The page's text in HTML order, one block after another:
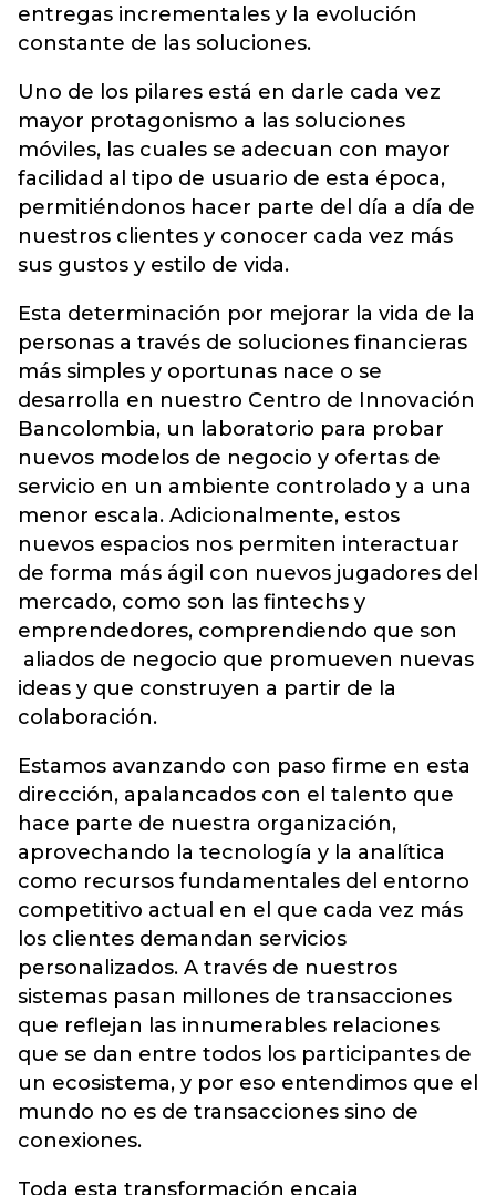
entregas incrementales y la evolución
constante de las soluciones.
Uno de los pilares está en darle cada vez
mayor protagonismo a las soluciones
móviles, las cuales se adecuan con mayor
facilidad al tipo de usuario de esta época,
permitiéndonos hacer parte del día a día de
nuestros clientes y conocer cada vez más
sus gustos y estilo de vida.
Esta determinación por mejorar la vida de la
personas a través de soluciones financieras
más simples y oportunas nace o se
desarrolla en nuestro Centro de Innovación
Bancolombia, un laboratorio para probar
nuevos modelos de negocio y ofertas de
servicio en un ambiente controlado y a una
menor escala. Adicionalmente, estos
nuevos espacios nos permiten interactuar
de forma más ágil con nuevos jugadores del
mercado, como son las fintechs y
emprendedores, comprendiendo que son
aliados de negocio que promueven nuevas
ideas y que construyen a partir de la
colaboración.
Estamos avanzando con paso firme en esta
dirección, apalancados con el talento que
hace parte de nuestra organización,
aprovechando la tecnología y la analítica
como recursos fundamentales del entorno
competitivo actual en el que cada vez más
los clientes demandan servicios
personalizados. A través de nuestros
sistemas pasan millones de transacciones
que reflejan las innumerables relaciones
que se dan entre todos los participantes de
un ecosistema, y por eso entendimos que el
mundo no es de transacciones sino de
conexiones.
Toda esta transformación encaja